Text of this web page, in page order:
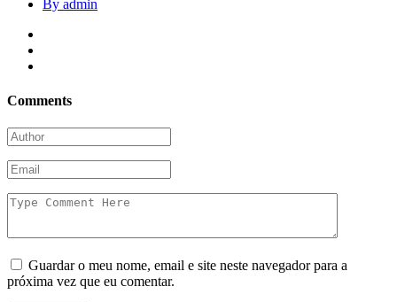
By admin
Comments
Guardar o meu nome, email e site neste navegador para a
próxima vez que eu comentar.